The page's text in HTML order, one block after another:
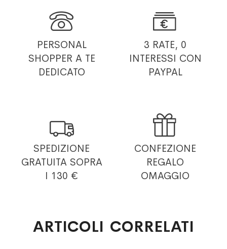

PERSONAL
SHOPPER A TE
DEDICATO

3 RATE, 0
INTERESSI CON
PAYPAL

SPEDIZIONE
GRATUITA SOPRA
I 130 €

CONFEZIONE
REGALO
OMAGGIO
ARTICOLI CORRELATI